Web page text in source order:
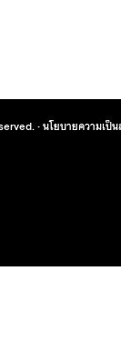
·นโยบายความเป็